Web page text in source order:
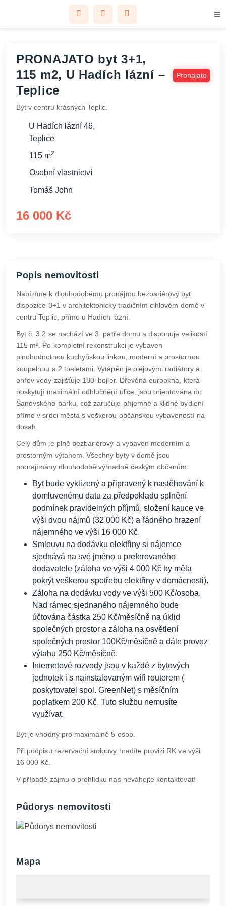
PRONAJATO byt 3+1,
115 m2, U Hadích lázní –
Teplice
Pronajato
Byt v centru krásných Teplic.
U Hadích lázní 46,
Teplice
115 m2
Osobní vlastnictví
Tomáš John
16 000 Kč
Popis nemovitosti
Nabízíme k dlouhodobému pronájmu bezbariérový byt
dispozice 3+1 v architektonicky tradičním cihlovém domě v
centru Teplic, přímo u Hadích lázní.
Byt č. 3.2 se nachází ve 3. patře domu a disponuje velikostí
115 m². Po kompletní rekonstrukci je vybaven
plnohodnotnou kuchyňskou linkou, moderní a prostornou
koupelnou a 2 toaletami. Vytápěn je olejovými radiátory a
ohřev vody zajišťuje 180l bojler. Dřevěná eurookna, která
poskytují maximální odhlučnění ulice, jsou orientována do
Šanovského parku, což zaručuje příjemné a klidné bydlení
přímo v srdci města s veškerou občanskou vybaveností na
dosah.
Celý dům je plně bezbariérový a vybaven moderním a
prostorným výtahem. Všechny byty v domě jsou
pronajímány dlouhodobě výhradně českým občanům.
Byt bude vyklizený a připravený k nastěhování k
domluvenému datu za předpokladu splnění
podmínek pravidelných příjmů, složení kauce ve
výši dvou nájmů (32 000 Kč) a řádného hrazení
nájemného ve výši 16 000 Kč.
Smlouvu na dodávku elektřiny si nájemce
sjednává na své jméno u preferovaného
dodavatele (záloha ve výši 4 000 Kč by měla
pokrýt veškerou spotřebu elektřiny v domácnosti).
Záloha na dodávku vody ve výši 500 Kč/osoba.
Nad rámec sjednaného nájemného bude
účtována částka 250 Kč/měsíčně na úklid
společných prostor a záloha na osvětlení
společných prostor 100Kč/měsíčně a dále provoz
výtahu 250 Kč/měsíčně.
Internetové rozvody jsou v každé z bytových
jednotek i s nainstalovaným wifi routerem (
poskytovatel spol. GreenNet) s měsíčním
poplatkem 200 Kč. Tuto službu nemusíte
využívat.
Byt je vhodný pro maximálně 5 osob.
Při podpisu rezervační smlouvy hradíte provizi RK ve výši
16 000 Kč.
V případě zájmu o prohlídku nás neváhejte kontaktovat!
Půdorys nemovitosti
Mapa